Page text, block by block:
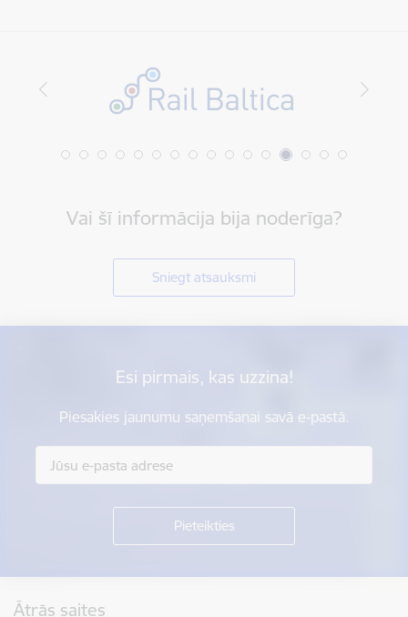
Vai šī informācija bija noderīga?
Sniegt atsauksmi
Esi pirmais, kas uzzina!
Piesakies jaunumu saņemšanai savā e-pastā.
Ātrās saites